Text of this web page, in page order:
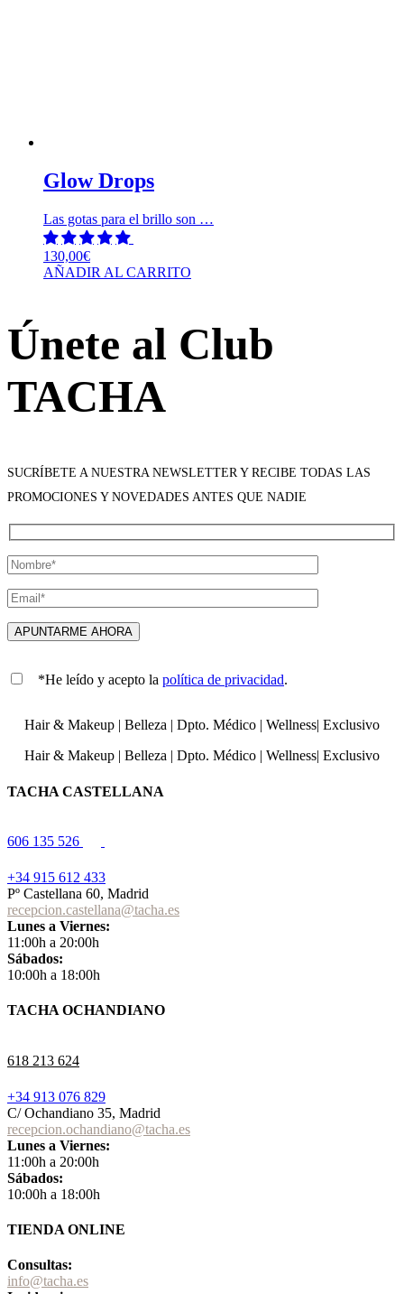
Glow Drops
Las gotas para el brillo son …
130,00€
AÑADIR AL CARRITO
Únete al Club
TACHA
SUCRÍBETE A NUESTRA NEWSLETTER Y RECIBE TODAS LAS
PROMOCIONES Y NOVEDADES ANTES QUE NADIE
*He leído y acepto la política de privacidad.
Hair & Makeup Belleza Dpto. Médico Wellness Exclusivo
Hair & Makeup
Belleza Dpto. Médico Wellness Exclusivo
TACHA CASTELLANA
606 135 526
+34 915 612 433
Pº Castellana 60, Madrid
recepcion.castellana@tacha.es
Lunes a Viernes:
11:00h a 20:00h
Sábados:
10:00h a 18:00h
TACHA OCHANDIANO
618 213 624
+34 913 076 829
C/ Ochandiano 35, Madrid
recepcion.ochandiano@tacha.es
Lunes a Viernes:
11:00h a 20:00h
Sábados:
10:00h a 18:00h
TIENDA ONLINE
Consultas:
info@tacha.es